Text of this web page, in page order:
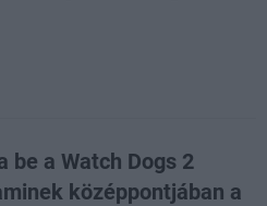
be a Watch Dogs 2
középpontjában a